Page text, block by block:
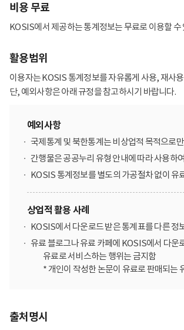
비용 무료
KOSIS에서 제공하는 통계정보는 무료로 이용할 수
활용범위
이용자는 KOSIS 통계정보를 자유롭게 사용, 재사
단, 예외사항은 아래 규정을 참고하시기 바랍니다.
예외사항
국제통계 및 북한통계는 비상업적 목적으로
간행물은 공공누리 유형 안내에 따라 사용하
KOSIS 통계정보를 별도의 가공절차 없이 유
상업적 활용 사례
KOSIS에서 다운로드 받은 통계표를 다른 정
유료 블로그나 유료 카페에 KOSIS에서 다운
유료로 서비스하는 행위는 금지함
* 개인이 작성한 논문이 유료로 판매되는
출처명시